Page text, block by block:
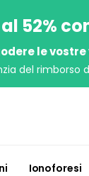
52%
le
del rimborso
Ionoforesi